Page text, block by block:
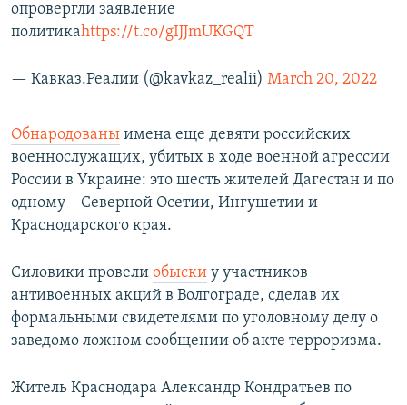
опровергли заявление
политикаhttps://t.co/gIJJmUKGQT
— Кавказ.Реалии (@kavkaz_realii) March 20, 2022
Обнародованы имена еще девяти российских
военнослужащих, убитых в ходе военной агрессии
России в Украине: это шесть жителей Дагестан и по
одному – Северной Осетии, Ингушетии и
Краснодарского края.
Силовики провели обыски у участников
антивоенных акций в Волгограде, сделав их
формальными свидетелями по уголовному делу о
заведомо ложном сообщении об акте терроризма.
Житель Краснодара Александр Кондратьев по